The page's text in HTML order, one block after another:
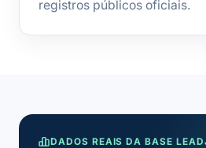
registros públicos oficiais.
DADOS REAIS DA BASE